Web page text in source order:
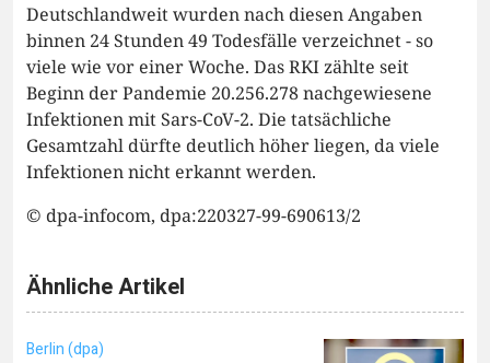
Deutschlandweit wurden nach diesen Angaben
binnen 24 Stunden 49 Todesfälle verzeichnet - so
viele wie vor einer Woche. Das RKI zählte seit
Beginn der Pandemie 20.256.278 nachgewiesene
Infektionen mit Sars-CoV-2. Die tatsächliche
Gesamtzahl dürfte deutlich höher liegen, da viele
Infektionen nicht erkannt werden.
© dpa-infocom, dpa:220327-99-690613/2
Ähnliche Artikel
Berlin (dpa)